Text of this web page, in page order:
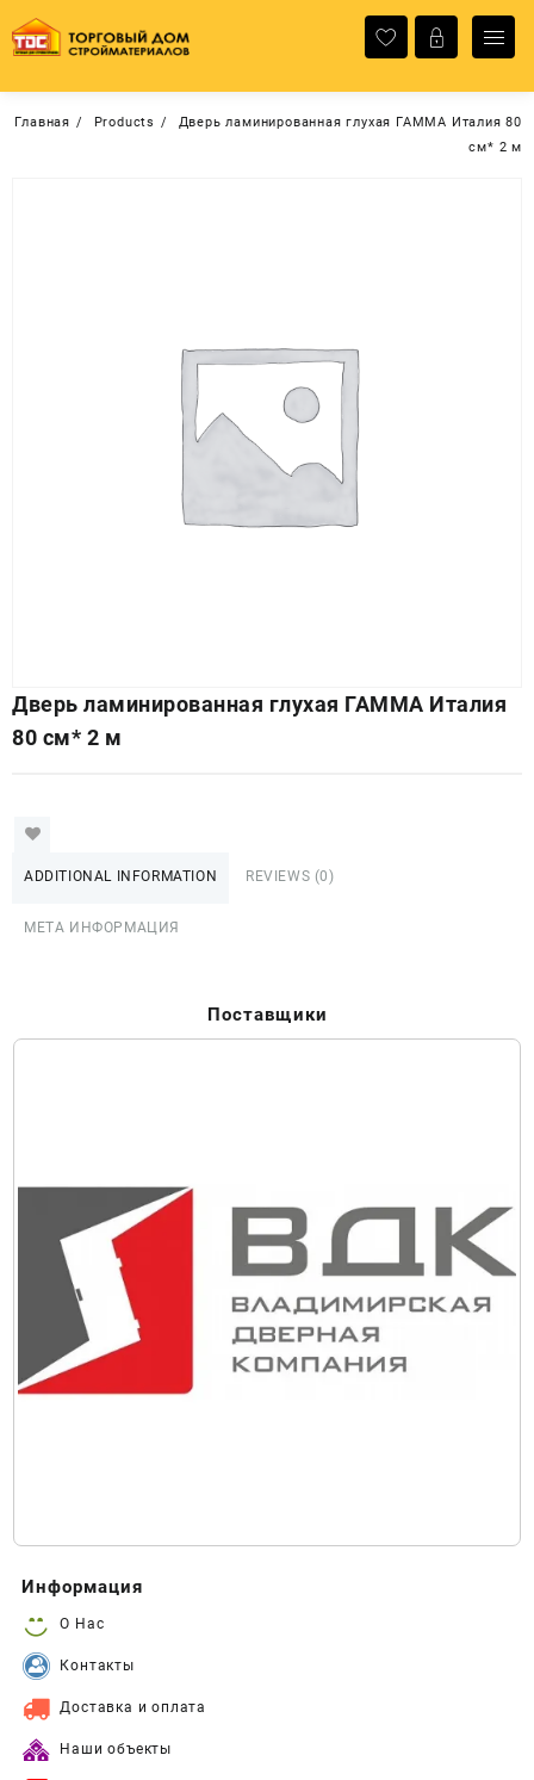
содержимому
Главная Products
Дверь ламинированная глухая ГАММА Италия 80
см* 2 м
Дверь ламинированная глухая ГАММА Италия
80 см* 2 м
ADDITIONAL INFORMATION REVIEWS (0)
МЕТА ИНФОРМАЦИЯ
Поставщики
Информация
О Нас
Контакты
Доставка и оплата
Наши объекты